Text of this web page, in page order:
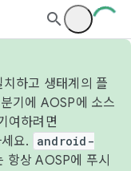
하고 생태계의 플
기에 AOSP에 소스
여하려면
요.
android-
항상 AOSP에 푸시